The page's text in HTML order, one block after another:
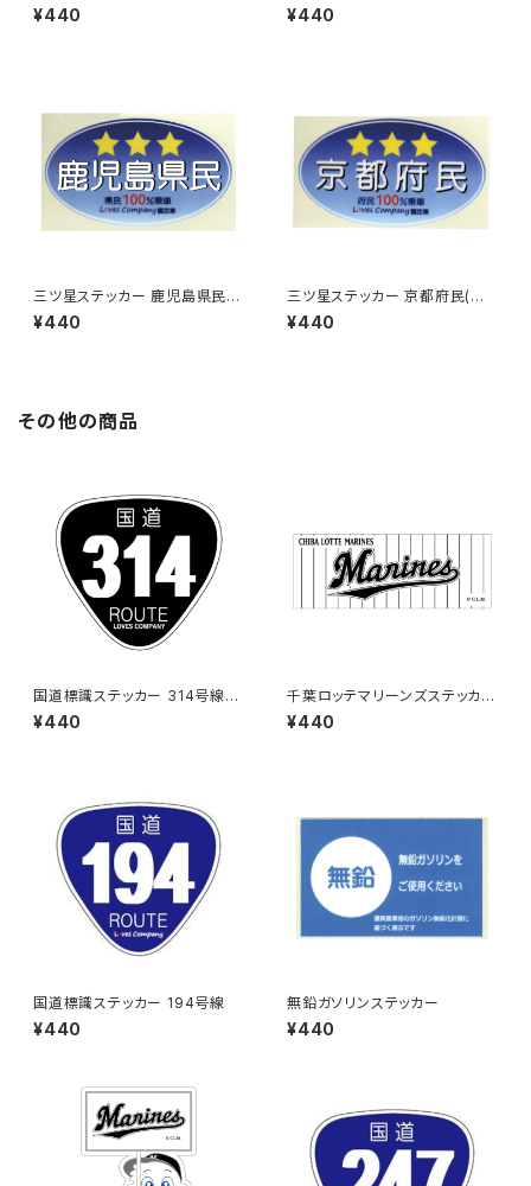
ルー)
¥440 ルー)
¥440
三ツ星ステッカー 鹿児島県民
(ブルー)
¥440
三ツ星ステッカー 京都府民(ブ
ルー)
¥440
その他の商品
国道標識ステッカー 314号線
（ブラック）
¥440
千葉ロッテマリーンズステッカー
9
¥440
国道標識ステッカー 194号線
¥440
無鉛ガソリンステッカー
¥440